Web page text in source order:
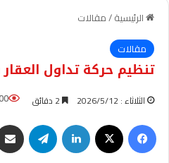
الرئيسية/مقالات
مقالات
تنظيم حركة تداول
الثلاثاء : 2026/5/12
فيسبوك
لينكدإن تيلقرام